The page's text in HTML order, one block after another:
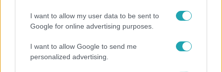
I want to allow my user data to be sent to
Google for online advertising purposes.
I want to allow Google to send me
personalized advertising.